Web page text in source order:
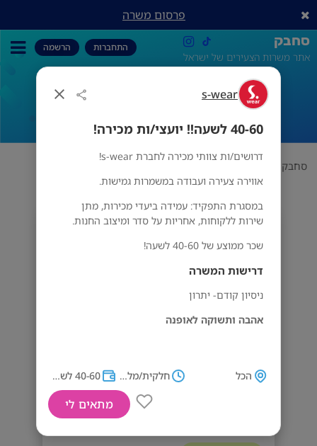
s-wear
40-60 לשעה!! יועצי/ות מכירה!
דרושים/ות צוותי מכירה לחברת s-wear!
אווירה צעירה ועבודה במשמרות גמישות.
במסגרת התפקיד: עמידה ביעדי מכירות, מתן
שירות ללקוחות, אחריות על סדר ומיצוב החנות.
שכר ממוצע של 40-60 לשעה!
דרישות המשרה
ניסיון קודם- יתרון
אהבה ותשוקה לאופנה
הכל חלקית/מלאה 40-60 לשעה!
מתאים לי
פרסום משרה
סחבק
אתר משרות הצעירים של ישראל
התחברות הרשמה
40-60 לשעה!! יועצי/ות מכירה!
סחבק
s-wear
הכל